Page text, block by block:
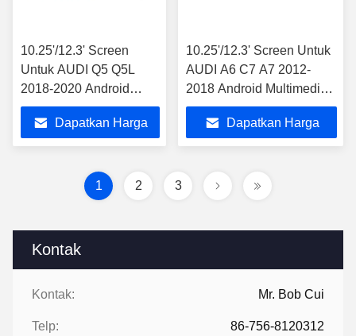
Kontak
Kontak: Mr. Bob Cui
Telp: 86-756-8120312
10.25'/12.3' Screen
Untuk AUDI Q5 Q5L
2018-2020 Android
Multimedia Player
Dapatkan Harga
10.25'/12.3' Screen Untuk
AUDI A6 C7 A7 2012-
2018 Android Multimedia
Player
Dapatkan Harga
1 2 3